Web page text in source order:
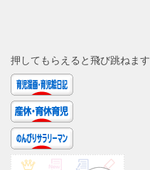
押してもらえると飛び跳ねます